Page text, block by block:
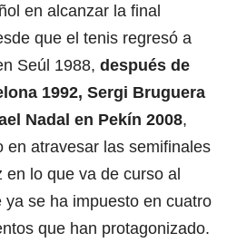
en alcanzar la final
que el tenis regresó a
Seúl 1988, después de
1992, Sergi Bruguera
Nadal en Pekín 2008,
en atravesar las semifinales
lo que va de curso al
se ha impuesto en cuatro
que han protagonizado.